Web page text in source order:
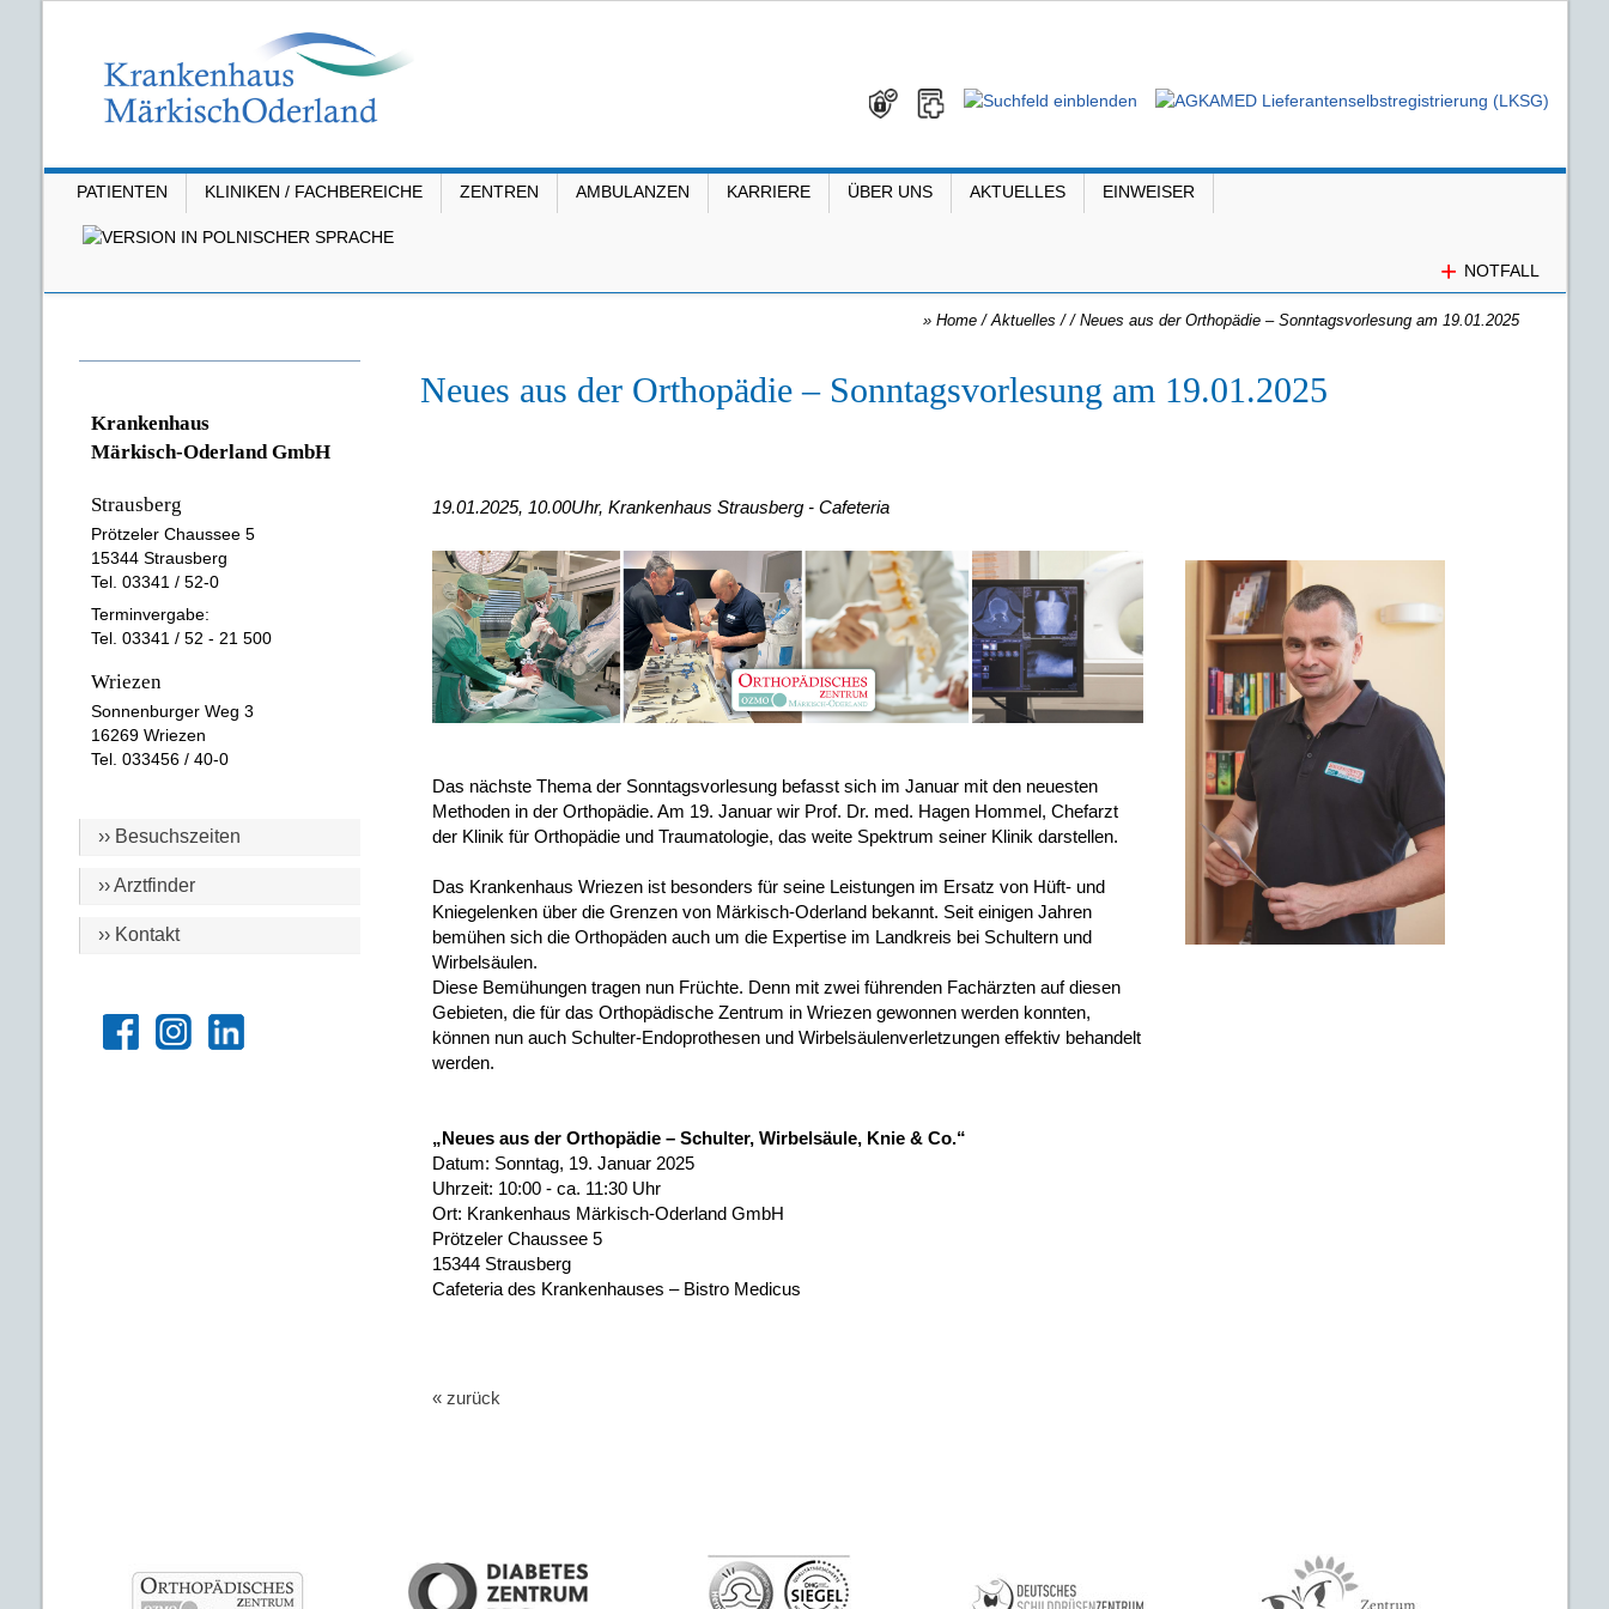
PATIENTEN KLINIKEN / FACHBEREICHE ZENTREN AMBULANZEN KARRIERE ÜBER UNS AKTUELLES EINWEISER
+ NOTFALL
Krankenhaus
Märkisch-Oderland GmbH
Strausberg
Prötzeler Chaussee 5
15344 Strausberg
Tel. 03341 / 52-0
Terminvergabe:
Tel. 03341 / 52 - 21 500
Wriezen
Sonnenburger Weg 3
16269 Wriezen
Tel. 033456 / 40-0
›› Besuchszeiten
›› Arztfinder
›› Kontakt
» Home/ Aktuelles // Neues aus der Orthopädie – Sonntagsvorlesung am 19.01.2025
Neues aus der Orthopädie – Sonntagsvorlesung am 19.01.2025
19.01.2025, 10.00Uhr, Krankenhaus Strausberg - Cafeteria
Das nächste Thema der Sonntagsvorlesung befasst sich im Januar mit den neuesten
Methoden in der Orthopädie. Am 19. Januar wir Prof. Dr. med. Hagen Hommel, Chefarzt
der Klinik für Orthopädie und Traumatologie, das weite Spektrum seiner Klinik darstellen.
Das Krankenhaus Wriezen ist besonders für seine Leistungen im Ersatz von Hüft- und
Kniegelenken über die Grenzen von Märkisch-Oderland bekannt. Seit einigen Jahren
bemühen sich die Orthopäden auch um die Expertise im Landkreis bei Schultern und
Wirbelsäulen.
Diese Bemühungen tragen nun Früchte. Denn mit zwei führenden Fachärzten auf diesen
Gebieten, die für das Orthopädische Zentrum in Wriezen gewonnen werden konnten,
können nun auch Schulter-Endoprothesen und Wirbelsäulenverletzungen effektiv behandelt
werden.
„Neues aus der Orthopädie – Schulter, Wirbelsäule, Knie & Co.“
Datum: Sonntag, 19. Januar 2025
Uhrzeit: 10:00 - ca. 11:30 Uhr
Ort: Krankenhaus Märkisch-Oderland GmbH
Prötzeler Chaussee 5
15344 Strausberg
Cafeteria des Krankenhauses – Bistro Medicus
« zurück